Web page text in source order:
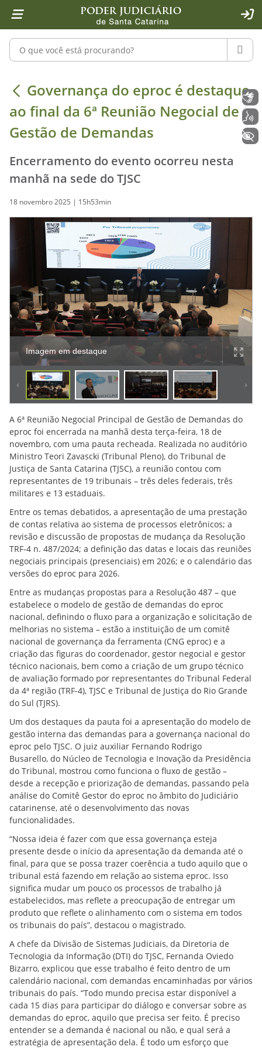
1 Ir para o conteúdo
2 Ir para a ferramenta de acessibilidade - Rybená
4 Ir para o menu principal
5 Ir para a pesquisa
6 Ir para o rodapé
7 Ir para a página inicial
Pesquisar no portal
Governança do eproc é destaque
Governança do eproc é destaque
ao final da 6ª Reunião Negocial de
Gestão de Demandas
Encerramento do evento ocorreu nesta
manhã na sede do TJSC
18 novembro 2025 | 15h53min
Imagem em destaque
A 6ª Reunião Negocial Principal de Gestão de Demandas do
eproc foi encerrada na manhã desta terça-feira, 18 de
novembro, com uma pauta recheada. Realizada no auditório
Ministro Teori Zavascki (Tribunal Pleno), do Tribunal de
Justiça de Santa Catarina (TJSC), a reunião contou com
representantes de 19 tribunais – três deles federais, três
militares e 13 estaduais.
Entre os temas debatidos, a apresentação de uma prestação
de contas relativa ao sistema de processos eletrônicos; a
revisão e discussão de propostas de mudança da Resolução
TRF-4 n. 487/2024; a definição das datas e locais das reuniões
negociais principais (presenciais) em 2026; e o calendário das
versões do eproc para 2026.
Entre as mudanças propostas para a Resolução 487 – que
estabelece o modelo de gestão de demandas do eproc
nacional, definindo o fluxo para a organização e solicitação de
melhorias no sistema – estão a instituição de um comitê
nacional de governança da ferramenta (CNG eproc) e a
criação das figuras do coordenador, gestor negocial e gestor
técnico nacionais, bem como a criação de um grupo técnico
de avaliação formado por representantes do Tribunal Federal
da 4ª região (TRF-4), TJSC e Tribunal de Justiça do Rio Grande
do Sul (TJRS).
Um dos destaques da pauta foi a apresentação do modelo de
gestão interna das demandas para a governança nacional do
eproc pelo TJSC. O juiz auxiliar Fernando Rodrigo
Busarello, do Núcleo de Tecnologia e Inovação da Presidência
do Tribunal, mostrou como funciona o fluxo de gestão –
desde a recepção e priorização de demandas, passando pela
análise do Comitê Gestor do eproc no âmbito do Judiciário
catarinense, até o desenvolvimento das novas
funcionalidades.
“Nossa ideia é fazer com que essa governança esteja
presente desde o início da apresentação da demanda até o
final, para que se possa trazer coerência a tudo aquilo que o
tribunal está fazendo em relação ao sistema eproc. Isso
significa mudar um pouco os processos de trabalho já
estabelecidos, mas reflete a preocupação de entregar um
produto que reflete o alinhamento com o sistema em todos
os tribunais do país”, destacou o magistrado.
A chefe da Divisão de Sistemas Judiciais, da Diretoria de
Tecnologia da Informação (DTI) do TJSC, Fernanda Oviedo
Bizarro, explicou que esse trabalho é feito dentro de um
calendário nacional, com demandas encaminhadas por vários
tribunais do país. “Todo mundo precisa estar disponível a
cada 15 dias para participar do diálogo e conversar sobre as
demandas do eproc, aquilo que precisa ser feito. É preciso
entender se a demanda é nacional ou não, e qual será a
estratégia de apresentação dela. É todo um esforço que
Libras
Voz
+ Acessibilidade